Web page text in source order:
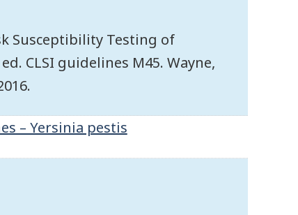
Susceptibility Testing of
CLSI guidelines M45. Wayne,
– Yersinia pestis